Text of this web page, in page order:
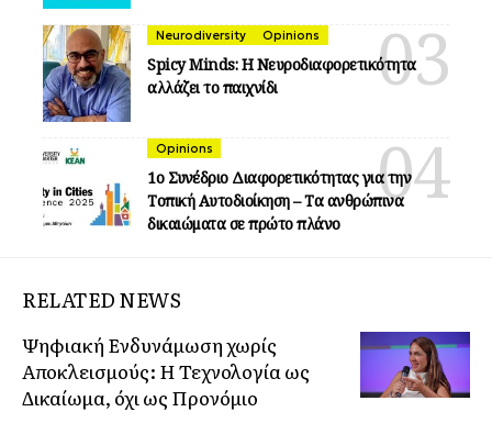
Neurodiversity Opinions
Spicy Minds: Η Νευροδιαφορετικότητα
αλλάζει το παιχνίδι
Opinions
1ο Συνέδριο Διαφορετικότητας για την
Τοπική Αυτοδιοίκηση – Τα ανθρώπινα
δικαιώματα σε πρώτο πλάνο
RELATED NEWS
Ψηφιακή Ενδυνάμωση χωρίς
Αποκλεισμούς: Η Τεχνολογία ως
Δικαίωμα, όχι ως Προνόμιο